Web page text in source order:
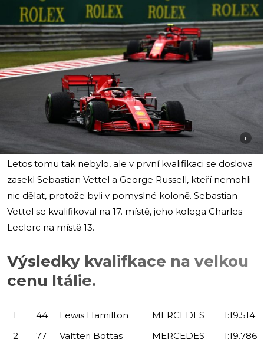
i
Letos tomu tak nebylo, ale v první kvalifikaci se doslova
zasekl Sebastian Vettel a George Russell, kteří nemohli
nic dělat, protože byli v pomyslné koloně. Sebastian
Vettel se kvalifikoval na 17. místě, jeho kolega Charles
Leclerc na místě 13.
Výsledky kvalifkace na velkou
cenu Itálie.
1 44 Lewis Hamilton MERCEDES
1:19.514
2
77 Valtteri Bottas MERCEDES
1:19.786